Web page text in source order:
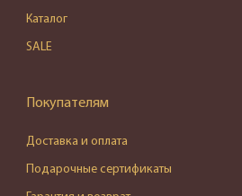
Каталог
SALE
Покупателям
Доставка и оплата
Подарочные сертификаты